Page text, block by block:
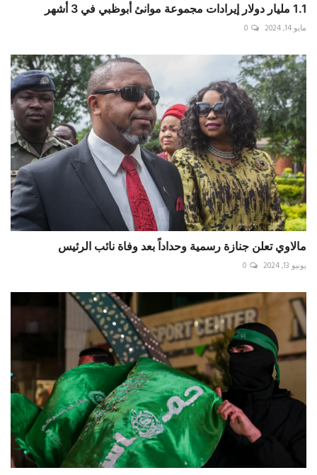
1.1 مليار دولار إيرادات مجموعة موانئ أبوظبي في 3 أشهر
مايو 14, 2024 0
مالاوي تعلن جنازة رسمية وحداداً بعد وفاة نائب الرئيس
يونيو 13, 2024 0